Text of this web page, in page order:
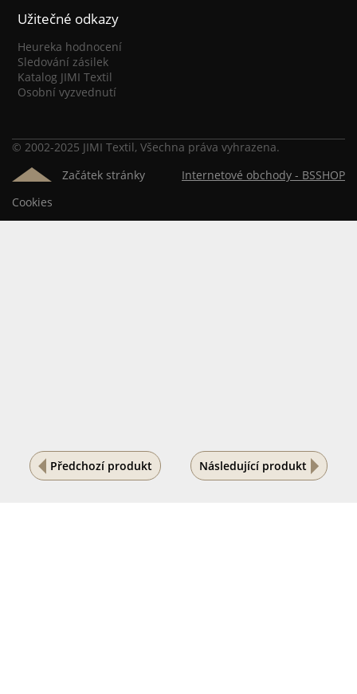
Předchozí produkt Následující produkt
Užitečné odkazy
Heureka hodnocení
Sledování zásilek
Katalog JIMI Textil
Osobní vyzvednutí
© 2002-2025 JIMI Textil, Všechna práva vyhrazena.
Začátek stránky
Internetové obchody - BSSHOP
Cookies